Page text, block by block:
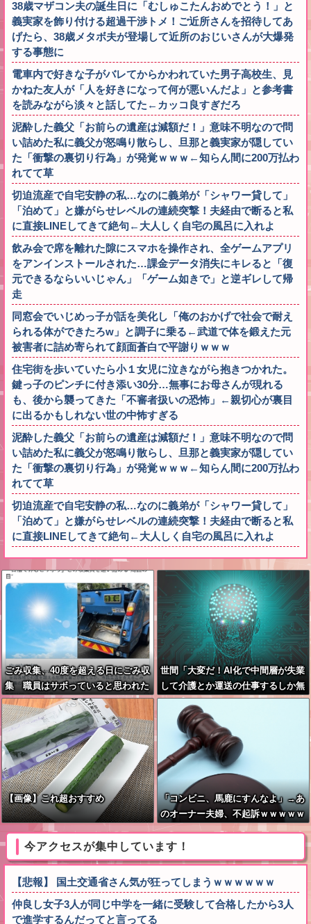
38歳マザコン夫の誕生日に「むしゅこたんおめでとう！」と
義実家を飾り付ける超過干渉トメ！ご近所さんを招待してあ
げたら、38歳メタボ夫が登場して近所のおじいさんが大爆発
する事態に
電車内で好きな子がバレてからかわれていた男子高校生、見
かねた友人が「人を好きになって何が悪いんだよ」と参考書
を読みながら淡々と話してた←カッコ良すぎだろ
泥酔した義父「お前らの遺産は減額だ！」意味不明なので問
い詰めた私に義父が怒鳴り散らし、旦那と義実家が隠してい
た「衝撃の裏切り行為」が発覚ｗｗｗ←知らん間に200万払わ
れてて草
切迫流産で自宅安静の私…なのに義弟が「シャワー貸して」
「泊めて」と嫌がらせレベルの連続突撃！夫経由で断ると私
に直接LINEしてきて絶句←大人しく自宅の風呂に入れよ
飲み会で席を離れた隙にスマホを操作され、全ゲームアプリ
をアンインストールされた…課金データ消失にキレると「復
元できるならいいじゃん」「ゲーム如きで」と逆ギレして帰
走
同窓会でいじめっ子が話を美化し「俺のおかげで社会で耐え
られる体ができたろw」と調子に乗る←武道で体を鍛えた元
被害者に詰め寄られて顔面蒼白で平謝りｗｗｗ
住宅街を歩いていたら小１女児に泣きながら抱きつかれた。
鍵っ子のピンチに付き添い30分…無事にお母さんが現れる
も、後から襲ってきた「不審者扱いの恐怖」←親切心が裏目
に出るかもしれない世の中怖すぎる
泥酔した義父「お前らの遺産は減額だ！」意味不明なので問
い詰めた私に義父が怒鳴り散らし、旦那と義実家が隠してい
た「衝撃の裏切り行為」が発覚ｗｗｗ←知らん間に200万払わ
れてて草
切迫流産で自宅安静の私…なのに義弟が「シャワー貸して」
「泊めて」と嫌がらせレベルの連続突撃！夫経由で断ると私
に直接LINEしてきて絶句←大人しく自宅の風呂に入れよ
ごみ収集、40度を超える日にごみ収
集 職員はサボっていると思われた
くなくて休めない現実
世間「大変だ！AI化で中間層が失業
して介護とか運送の仕事するしか無
くなるぞ！」←うん…うん？
【画像】これ超おすすめ
「コンビニ、馬鹿にすんなよ」→あ
のオーナー夫婦、不起訴ｗｗｗｗｗ
ｗｗｗｗ
今アクセスが集中しています！
【悲報】 国土交通省さん気が狂ってしまうｗｗｗｗｗｗ
仲良し女子3人が同じ中学を一緒に受験して合格したから3人
で進学するんだってと言ってる